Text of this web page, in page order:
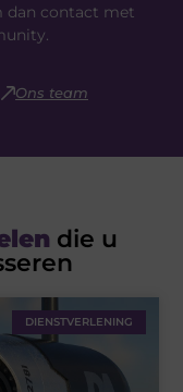
dan contact met
Ons team
die u
DIENSTVERLENING